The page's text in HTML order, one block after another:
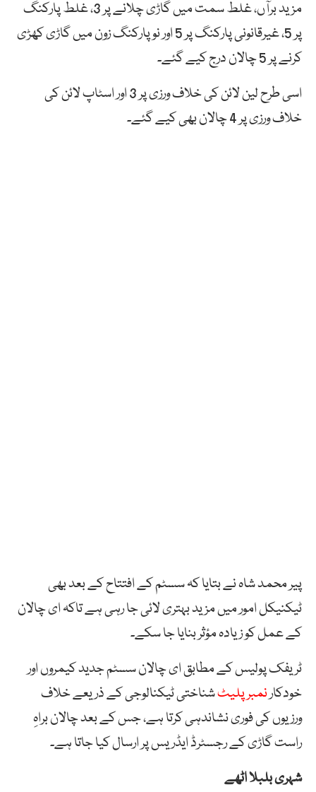
مزید برآں، غلط سمت میں گاڑی چلانے پر 3، غلط پارکنگ
پر 5، غیرقانونی پارکنگ پر 5 اور نو پارکنگ زون میں گاڑی کھڑی
کرنے پر 5 چالان درج کیے گئے۔
اسی طرح لین لائن کی خلاف ورزی پر 3 اور اسٹاپ لائن کی
خلاف ورزی پر 4 چالان بھی کیے گئے۔
پیر محمد شاہ نے بتایا کہ سسٹم کے افتتاح کے بعد بھی
ٹیکنیکل امور میں مزید بہتری لائی جا رہی ہے تاکہ ای چالان
کے عمل کو زیادہ مؤثر بنایا جا سکے۔
ٹریفک پولیس کے مطابق ای چالان سسٹم جدید کیمروں اور
خودکارنمبر پلیٹشناختی ٹیکنالوجی کے ذریعے خلاف
ورزیوں کی فوری نشاندہی کرتا ہے، جس کے بعد چالان براہِ
راست گاڑی کے رجسٹرڈ ایڈریس پر ارسال کیا جاتا ہے۔
شہری بلبلا اٹھے